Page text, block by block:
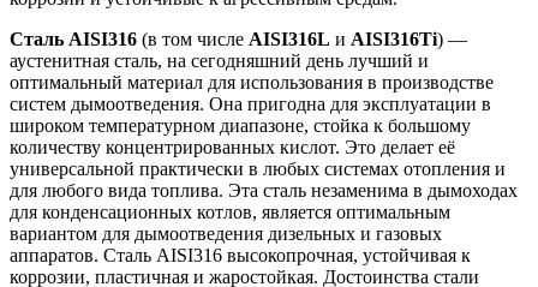
Сталь AISI316 (в том числе AISI316L и AISI316Ti) —
аустенитная сталь, на сегодняшний день лучший и
оптимальный материал для использования в производстве
систем дымоотведения. Она пригодна для эксплуатации в
широком температурном диапазоне, стойка к большому
количеству концентрированных кислот. Это делает её
универсаль­ной практически в любых системах отопления и
для любого вида топлива. Эта сталь незаменима в дымоходах
для конденсационных котлов, является оптимальным
вариантом для дымоотведения дизельных и газовых
аппаратов. Сталь AISI316 высокопрочная, устойчивая к
коррозии, пластичная и жаростойкая. Достоинства стали